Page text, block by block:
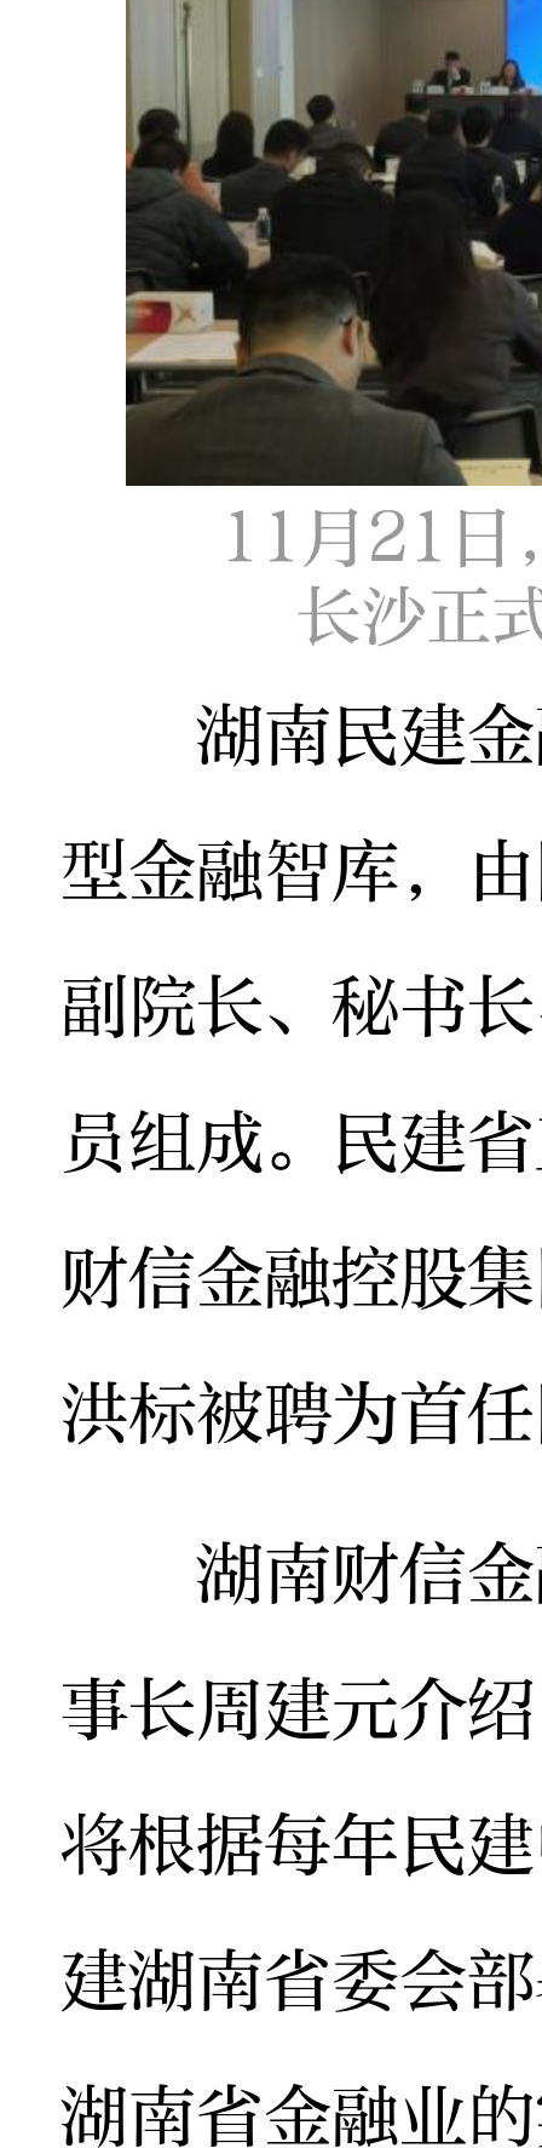
11月21日
长沙正
湖南民建金
型金融智库，
副院长、秘书
员组成。民建
财信金融控股
洪标被聘为首
湖南财信金
事长周建元介
将根据每年民
建湖南省委会
湖南省金融业